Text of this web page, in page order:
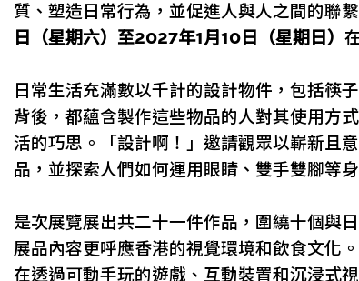
質、塑造日常行為，並促進人與人之間的聯
日（星期六）至2027年1月10日（星期日）
日常生活充滿數以千計的設計物件，包括筷
背後，都蘊含製作這些物品的人對其使用方
活的巧思。「設計啊！」邀請觀眾以嶄新且
品，並探索人們如何運用眼睛、雙手雙腳等
是次展覽展出共二十一件作品，圍繞十個與
展品內容更呼應香港的視覺環境和飲食文化
在透過可動手玩的遊戲、互動裝置和沉浸式